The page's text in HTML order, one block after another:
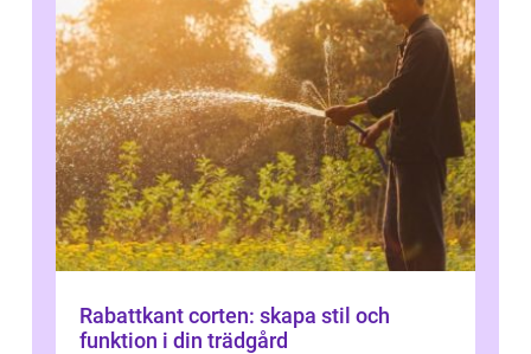
Rabattkant corten: skapa stil och
funktion i din trädgård